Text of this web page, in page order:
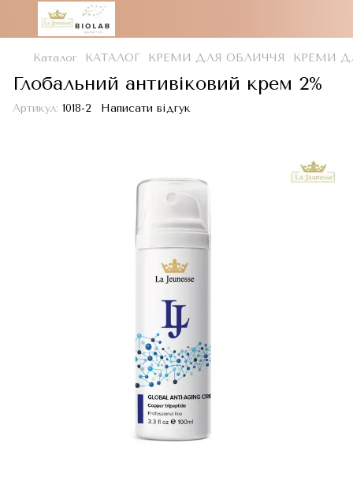
Каталог КАТАЛОГ КРЕМИ ДЛЯ ОБЛИЧЧЯ КРЕМИ
Глобальний антивіковий крем 2%
Артикул: 1018-2 Написати відгук